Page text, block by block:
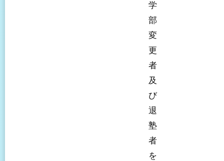
学
部
変
更
者
及
び
退
塾
者
を